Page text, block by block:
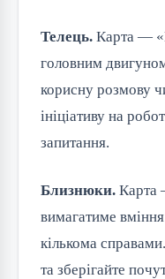
Телець. Карта —
головним
корисну розмову
ініціативу на
запитання.
Близнюки. Карта
вимагатиме
кількома
та зберігайте